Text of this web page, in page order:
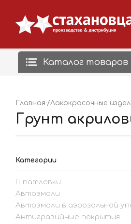
Каталог товаров
Главная Лакокрасочные
Грунт
Категории
Шпатлевки
Автоэмали
Автоэмали в аэрозольной
Антигравийные покрытия